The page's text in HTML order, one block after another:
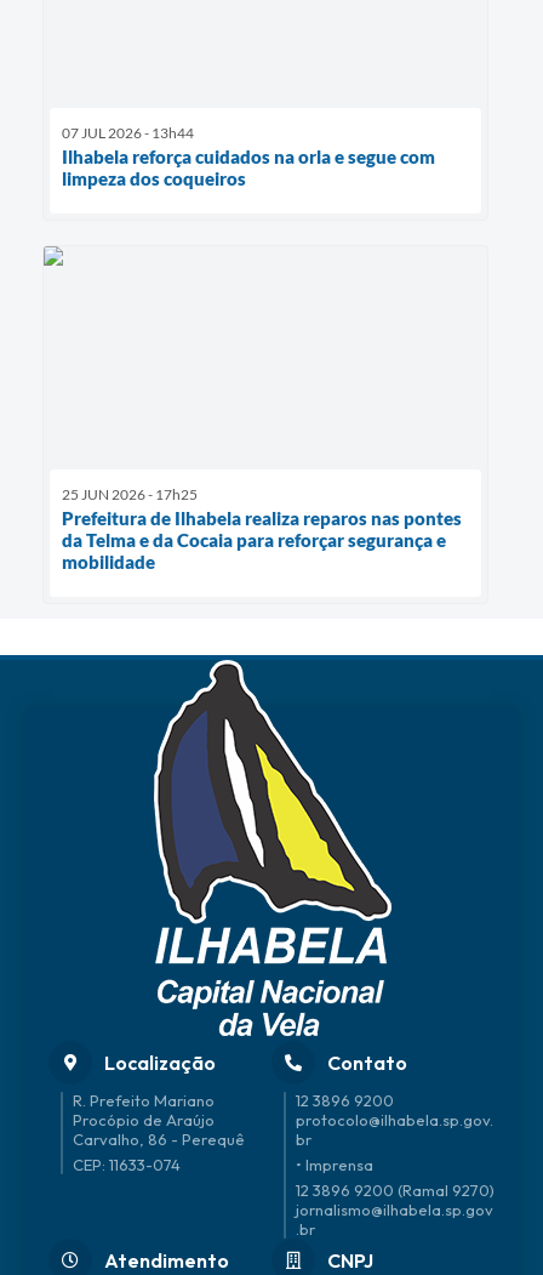
07 JUL 2026 - 13h44
Ilhabela reforça cuidados na orla e segue com
limpeza dos coqueiros
25 JUN 2026 - 17h25
Prefeitura de Ilhabela realiza reparos nas pontes
da Telma e da Cocaia para reforçar segurança e
mobilidade
Localização
R. Prefeito Mariano
Procópio de Araújo
Carvalho, 86 - Perequê
CEP: 11633-074
Contato
12 3896 9200
protocolo@ilhabela.sp.gov.
br
• Imprensa
12 3896 9200 (Ramal 9270)
jornalismo@ilhabela.sp.gov
.br
Atendimento CNPJ